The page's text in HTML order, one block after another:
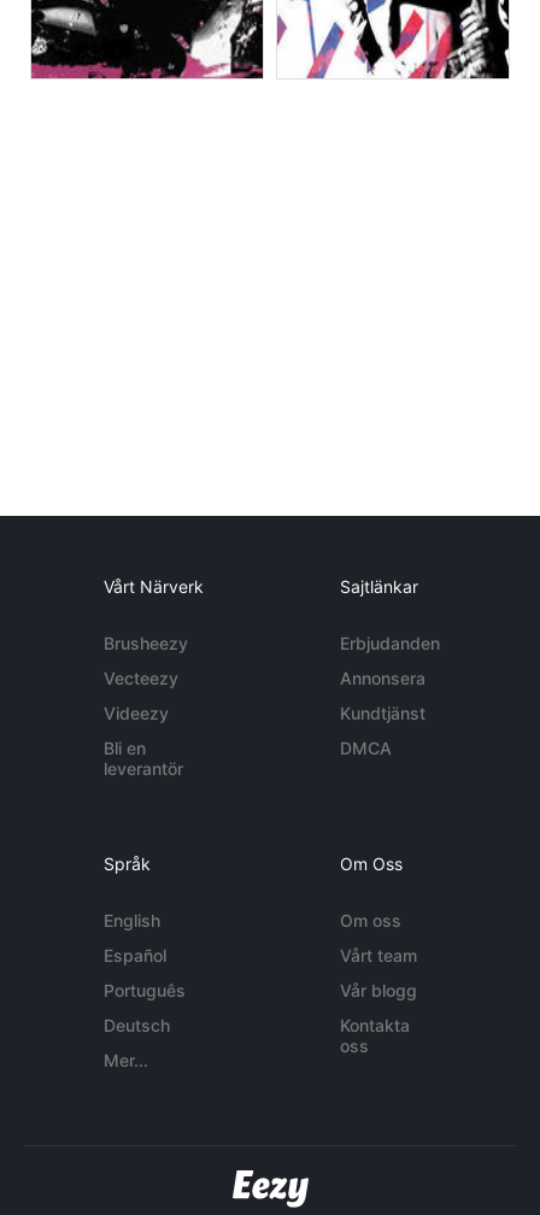
Vårt Närverk
Brusheezy
Vecteezy
Videezy
Bli en
leverantör
Sajtlänkar
Erbjudanden
Annonsera
Kundtjänst
DMCA
Språk
English
Español
Português
Deutsch
Mer...
Om Oss
Om oss
Vårt team
Vår blogg
Kontakta
oss